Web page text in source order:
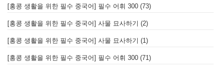
[홍콩 생활을 위한 필수 중국어] 필수 어휘 300 (73)
[홍콩 생활을 위한 필수 중국어] 사물 묘사하기 (2)
[홍콩 생활을 위한 필수 중국어] 사물 묘사하기 (1)
[홍콩 생활을 위한 필수 중국어] 필수 어휘 300 (71)